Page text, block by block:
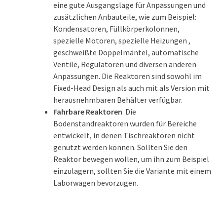
eine gute Ausgangslage für Anpassungen und
zusätzlichen Anbauteile, wie zum Beispiel:
Kondensatoren, Füllkörperkolonnen,
spezielle Motoren, spezielle Heizungen ,
geschweißte Doppelmäntel, automatische
Ventile, Regulatoren und diversen anderen
Anpassungen. Die Reaktoren sind sowohl im
Fixed-Head Design als auch mit als Version mit
herausnehmbaren Behälter verfügbar.
Fahrbare Reaktoren. Die
Bodenstandreaktoren wurden für Bereiche
entwickelt, in denen Tischreaktoren nicht
genutzt werden können. Sollten Sie den
Reaktor bewegen wollen, um ihn zum Beispiel
einzulagern, sollten Sie die Variante mit einem
Laborwagen bevorzugen.